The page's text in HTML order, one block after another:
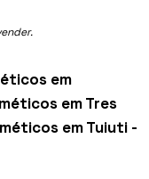
em
em Tres
em Tuiuti -